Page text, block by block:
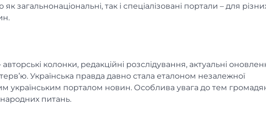
загальнонаціональні, так і спеціалізовані портали – для
колонки, редакційні розслідування, актуальні
Українська правда давно стала еталоном незалежної
українським порталом новин. Особлива увага до тем
питань.